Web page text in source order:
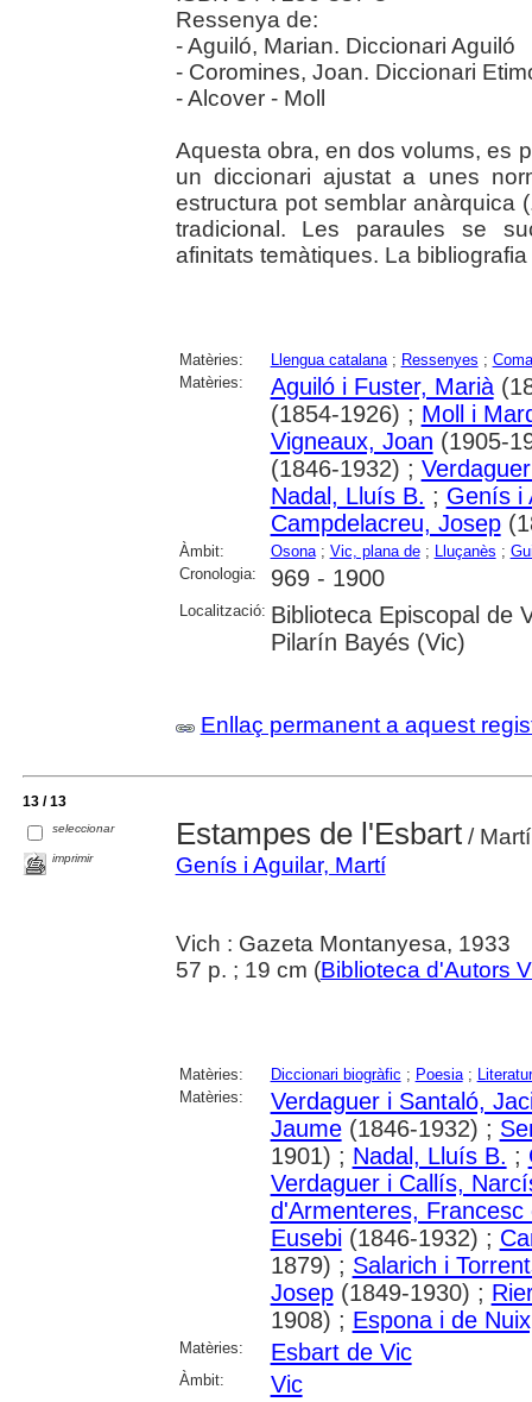
Ressenya de:
- Aguiló, Marian. Diccionari Aguiló
- Coromines, Joan. Diccionari
- Alcover - Moll
Aquesta obra, en dos volums, es
un diccionari ajustat a unes
estructura pot semblar anàrquica
tradicional. Les paraules se
afinitats temàtiques. La
Matèries: Llengua catalana; Ressenyes ;
Matèries:
Aguiló i Fuster, Marià
(1854-1926) ; Moll i
Vigneaux, Joan (1905-
(1846-1932) ;
Nadal, Lluís B. ; Genís i
Campdelacreu, Josep
Àmbit: Osona; Vic, plana de; Lluçanès ;
Cronologia:
969 - 1900
Localització: Biblioteca Episcopal de
Pilarín Bayés (Vic)
Enllaç permanent a aquest
13 / 13
seleccionar
imprimir
Estampes de l'Esbart/ Martí
Genís i Aguilar, Martí
Vich : Gazeta Montanyesa, 1933
57 p. ; 19 cm (Biblioteca d'Autors
Matèries: Diccionari biogràfic ; Poesia;
Matèries:
Verdaguer i Santaló,
Jaume(1846-1932) ;
1901) ; Nadal, Lluís B. ;
Verdaguer i Callís,
d'Armenteres, Francesc
Eusebi(1846-1932) ;
1879) ; Salarich i
Josep(1849-1930) ;
1908) ; Espona i de
Matèries: Esbart de Vic
Àmbit: Vic